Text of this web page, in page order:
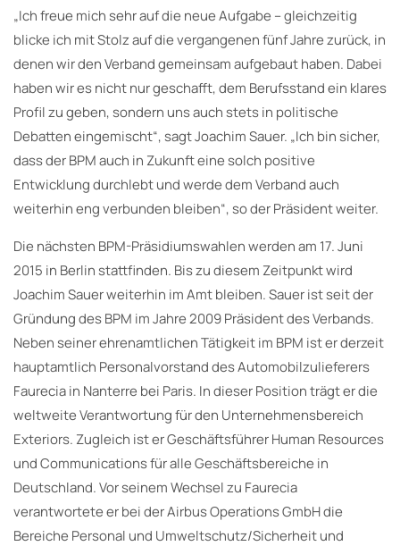
„Ich freue mich sehr auf die neue Aufgabe – gleichzeitig
blicke ich mit Stolz auf die vergangenen fünf Jahre zurück, in
denen wir den Verband gemeinsam aufgebaut haben. Dabei
haben wir es nicht nur geschafft, dem Berufsstand ein klares
Profil zu geben, sondern uns auch stets in politische
Debatten eingemischt“, sagt Joachim Sauer. „Ich bin sicher,
dass der BPM auch in Zukunft eine solch positive
Entwicklung durchlebt und werde dem Verband auch
weiterhin eng verbunden bleiben“, so der Präsident weiter.
Die nächsten BPM-Präsidiumswahlen werden am 17. Juni
2015 in Berlin stattfinden. Bis zu diesem Zeitpunkt wird
Joachim Sauer weiterhin im Amt bleiben. Sauer ist seit der
Gründung des BPM im Jahre 2009 Präsident des Verbands.
Neben seiner ehrenamtlichen Tätigkeit im BPM ist er derzeit
hauptamtlich Personalvorstand des Automobilzulieferers
Faurecia in Nanterre bei Paris. In dieser Position trägt er die
weltweite Verantwortung für den Unternehmensbereich
Exteriors. Zugleich ist er Geschäftsführer Human Resources
und Communications für alle Geschäftsbereiche in
Deutschland. Vor seinem Wechsel zu Faurecia
verantwortete er bei der Airbus Operations GmbH die
Bereiche Personal und Umweltschutz/Sicherheit und